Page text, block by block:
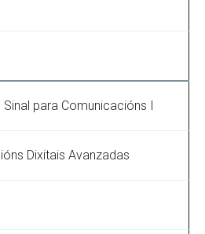
para Comunicacións I
Dixitais Avanzadas